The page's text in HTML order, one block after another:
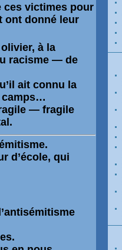
ces victimes pour
ont donné leur
olivier, à la
racisme — de
ait connu la
camps…
— fragile
.
.
d’école, qui